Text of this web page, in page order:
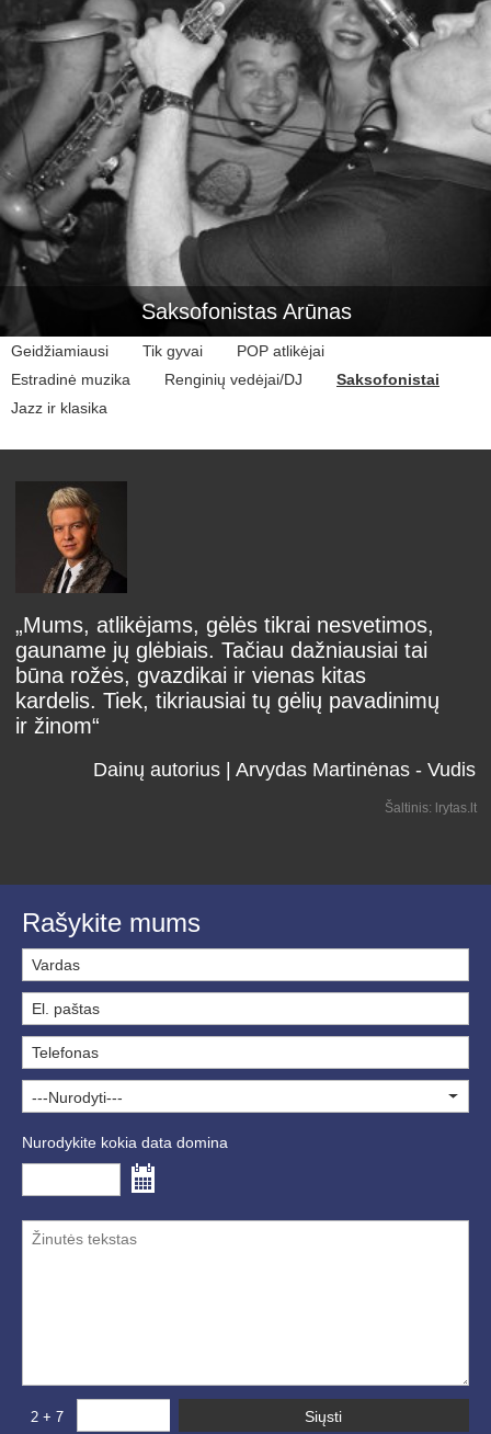
Saksofonistas Arūnas
Geidžiamiausi Tik gyvai
POP atlikėjai
Estradinė muzika
Renginių vedėjai/DJ
Saksofonistai
Jazz ir klasika
„Mums, atlikėjams, gėlės tikrai nesvetimos,
gauname jų glėbiais. Tačiau dažniausiai tai
būna rožės, gvazdikai ir vienas kitas
kardelis. Tiek, tikriausiai tų gėlių pavadinimų
ir žinom“
Dainų autorius | Arvydas Martinėnas - Vudis
Šaltinis: lrytas.lt
Rašykite mums
---Nurodyti---
Nurodykite kokia data domina